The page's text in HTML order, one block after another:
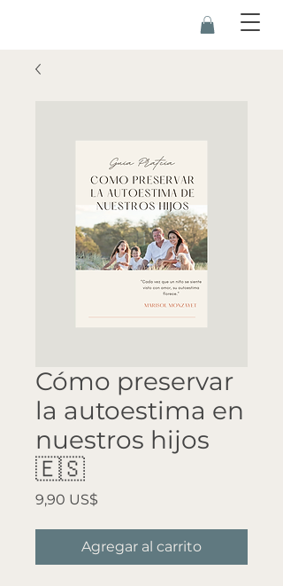
Cómo preservar
la autoestima en
nuestros hijos
🇪🇸
9,90 US$
Agregar al carrito